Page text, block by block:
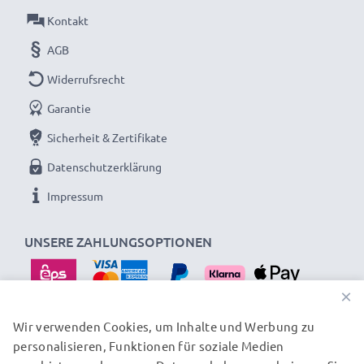
Form:Rund / Zylindrisch / Tubus / Tube
Brillante Fotofarben und Details mit dieser Rund /
Zylindrisch / Tubus / Tube Bajonett
jetzt für schnelle Lieferung und 3 Jahre Garantie!
UNSERE ZAHLUNGSOPTIONEN
Kontakt
AGB
Widerrufsrecht
Garantie
Sicherheit & Zertifikate
Datenschutzerklärung
Impressum
UNSERE VERSANDPARTNER
×
Wir verwenden Cookies, um Inhalte und Werbung zu
personalisieren, Funktionen für soziale Medien